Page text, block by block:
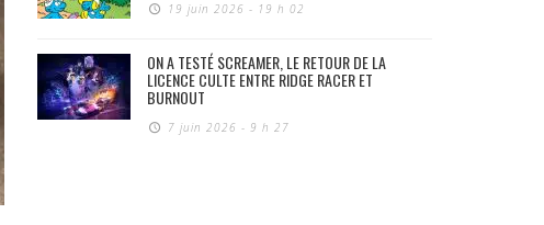
19 juin 2026 - 19 h 02
ON A TESTÉ SCREAMER, LE RETOUR DE LA
LICENCE CULTE ENTRE RIDGE RACER ET
BURNOUT
7 juin 2026 - 9 h 27